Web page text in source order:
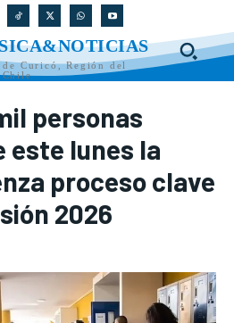
Curicó, Región del
Chile
personas
este lunes la
proceso clave
2026